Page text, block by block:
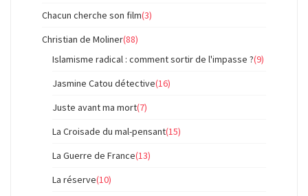
Chacun cherche son film(3)
Christian de Moliner(88)
Islamisme radical : comment sortir de l'impasse ?(9)
Jasmine Catou détective(16)
Juste avant ma mort(7)
La Croisade du mal-pensant(15)
La Guerre de France(13)
La réserve(10)